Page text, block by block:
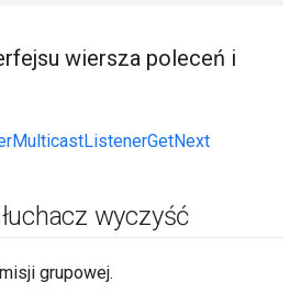
wiersza poleceń i
wyczyść
grupowej.